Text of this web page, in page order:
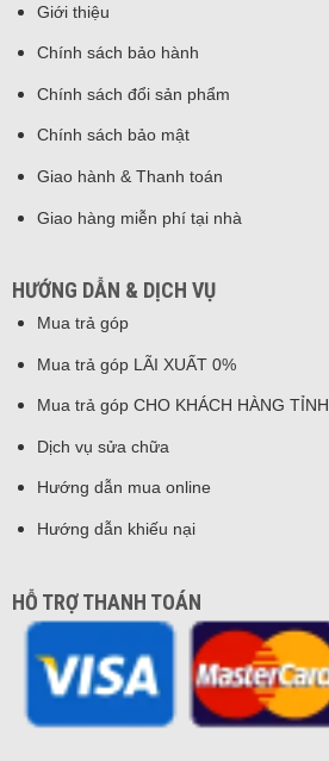
Giới thiệu
Chính sách bảo hành
Chính sách đổi sản phẩm
Chính sách bảo mật
Giao hành & Thanh toán
Giao hàng miễn phí tại nhà
HƯỚNG DẪN & DỊCH VỤ
Mua trả góp
Mua trả góp LÃI XUẤT 0%
Mua trả góp CHO KHÁCH HÀNG TỈNH
Dịch vụ sửa chữa
Hướng dẫn mua online
Hướng dẫn khiếu nại
HỖ TRỢ THANH TOÁN